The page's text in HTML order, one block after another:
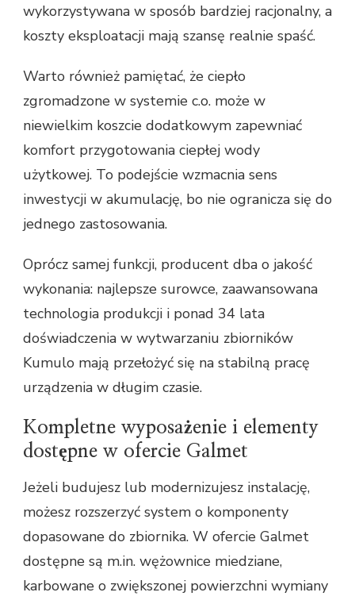
wykorzystywana w sposób bardziej racjonalny, a
koszty eksploatacji mają szansę realnie spaść.
Warto również pamiętać, że ciepło
zgromadzone w systemie c.o. może w
niewielkim koszcie dodatkowym zapewniać
komfort przygotowania ciepłej wody
użytkowej. To podejście wzmacnia sens
inwestycji w akumulację, bo nie ogranicza się do
jednego zastosowania.
Oprócz samej funkcji, producent dba o jakość
wykonania: najlepsze surowce, zaawansowana
technologia produkcji i ponad 34 lata
doświadczenia w wytwarzaniu zbiorników
Kumulo mają przełożyć się na stabilną pracę
urządzenia w długim czasie.
Kompletne wyposażenie i elementy
dostępne w ofercie Galmet
Jeżeli budujesz lub modernizujesz instalację,
możesz rozszerzyć system o komponenty
dopasowane do zbiornika. W ofercie Galmet
dostępne są m.in. wężownice miedziane,
karbowane o zwiększonej powierzchni wymiany